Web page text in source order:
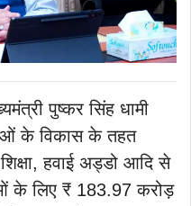
पुष्कर सिंह धामी
के विकास के तहत
हवाई अड्डो आदि से
के लिए ₹ 183.97 करोड़